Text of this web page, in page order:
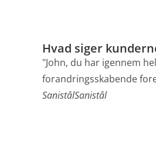
Hvad siger
"John, du har igennem
forandringsskabende
SanistålSanistål